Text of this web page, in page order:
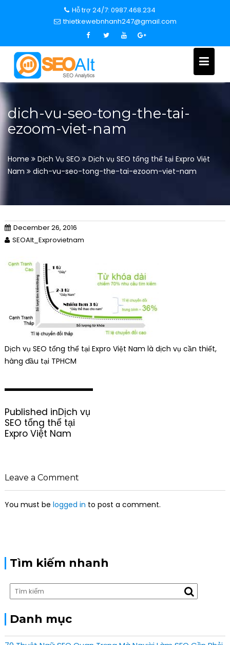
c
o
Hỗ trợ 24/7: 0987.468.234
thietkewebnhanh247@gmail.com
dich-vu-seo-tong-the-tai-
ezoom-viet-nam
Home Dịch Vụ SEO
Dịch vụ SEO tổng thể tại Expro Việt
Nam
dich-vu-seo-tong-the-tai-ezoom-viet-nam
December 26, 2016
SEOAlt_Exprovietnam
Dịch vụ SEO tổng thể tại Expro Việt Nam là dịch vụ cần thiết,
hàng đầu tại TPHCM
o
s
t
v
i
g
a
Published inDịch vụ
SEO tổng thể tại
Expro Việt Nam
Leave a Comment
You must be logged in to post a comment.
Tìm kiếm nhanh
Danh mục